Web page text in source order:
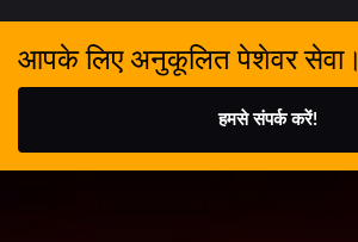
आपके लिए अनुकूलित पेशेवर सेवा।
हमसे संपर्क करें!